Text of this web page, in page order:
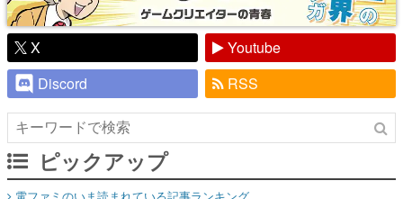
X
Youtube
Discord
RSS
ピックアップ
電ファミのいま読まれている記事ランキング